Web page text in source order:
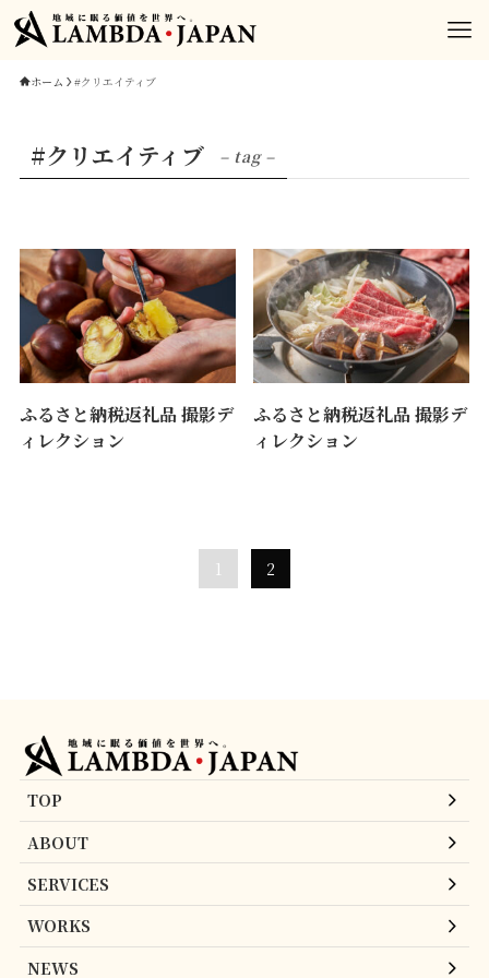
ホーム #クリエイティブ
#クリエイティブ – tag –
ふるさと納税返礼品 撮影デ
ィレクション
ふるさと納税返礼品 撮影デ
ィレクション
1 2
TOP
ABOUT
SERVICES
WORKS
NEWS